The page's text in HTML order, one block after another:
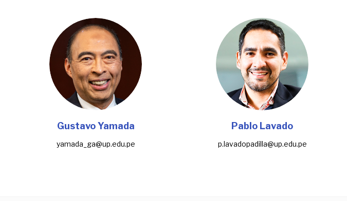
Gustavo Yamada
yamada_ga@up.edu.pe
Pablo Lavado
p.lavadopadilla@up.edu.pe